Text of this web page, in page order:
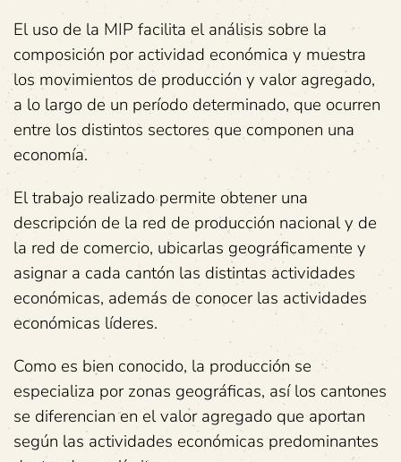
El uso de la MIP facilita el análisis sobre la
composición por actividad económica y muestra
los movimientos de producción y valor agregado,
a lo largo de un período determinado, que ocurren
entre los distintos sectores que componen una
economía.
El trabajo realizado permite obtener una
descripción de la red de producción nacional y de
la red de comercio, ubicarlas geográficamente y
asignar a cada cantón las distintas actividades
económicas, además de conocer las actividades
económicas líderes.
Como es bien conocido, la producción se
especializa por zonas geográficas, así los cantones
se diferencian en el valor agregado que aportan
según las actividades económicas predominantes